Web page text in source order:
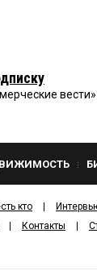
вести»
кто
Контакты